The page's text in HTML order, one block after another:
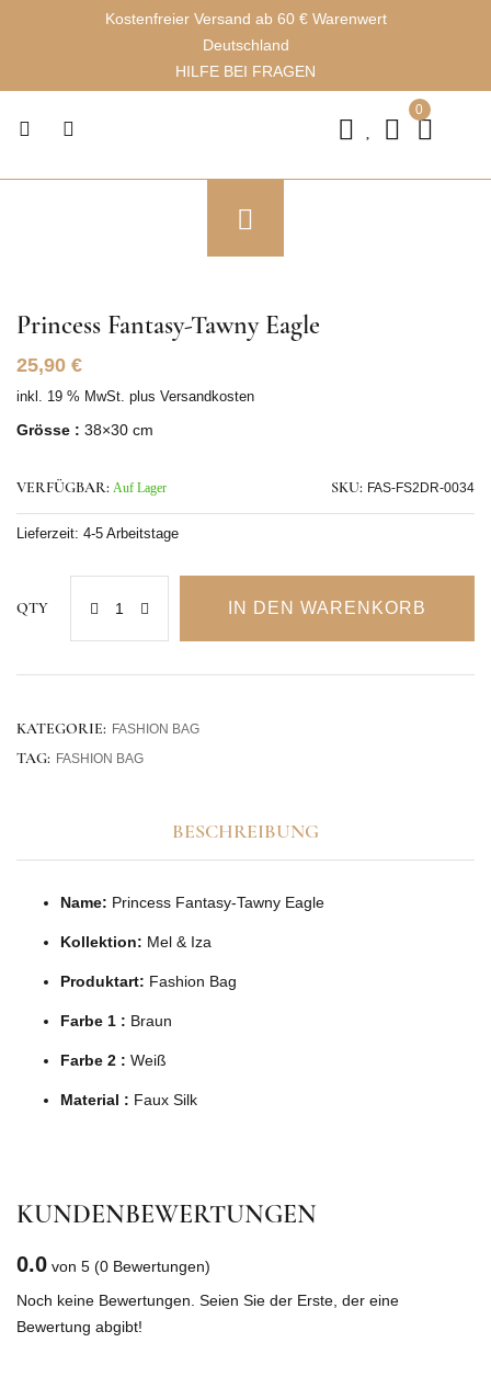
Kostenfreier Versand ab 60 € Warenwert
Deutschland
HILFE BEI FRAGEN
0
Princess Fantasy-Tawny Eagle
25,90 €
inkl. 19 % MwSt. plus Versandkosten
Grösse : 38×30 cm
VERFÜGBAR: Auf Lager SKU: FAS-FS2DR-0034
Lieferzeit: 4-5 Arbeitstage
QTY IN DEN WARENKORB
KATEGORIE: FASHION BAG
TAG: FASHION BAG
BESCHREIBUNG
Name: Princess Fantasy-Tawny Eagle
Kollektion: Mel & Iza
Produktart: Fashion Bag
Farbe 1 : Braun
Farbe 2 : Weiß
Material : Faux Silk
KUNDENBEWERTUNGEN
0.0 von 5 (0 Bewertungen)
Noch keine Bewertungen. Seien Sie der Erste, der eine
Bewertung abgibt!